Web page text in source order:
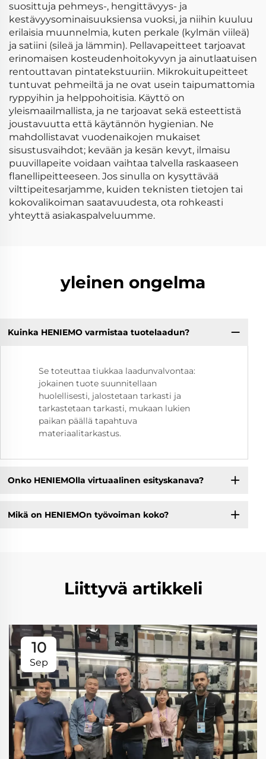
suosittuja pehmeys-, hengittävyys- ja
kestävyysominaisuuksiensa vuoksi, ja niihin kuuluu
erilaisia muunnelmia, kuten perkale (kylmän viileä)
ja satiini (sileä ja lämmin). Pellavapeitteet tarjoavat
erinomaisen kosteudenhoitokyvyn ja ainutlaatuisen
rentouttavan pintatekstuuriin. Mikrokuitupeitteet
tuntuvat pehmeiltä ja ne ovat usein taipumattomia
ryppyihin ja helppohoitisia. Käyttö on
yleismaailmallista, ja ne tarjoavat sekä esteettistä
joustavuutta että käytännön hygienian. Ne
mahdollistavat vuodenaikojen mukaiset
sisustusvaihdot; kevään ja kesän kevyt, ilmaisu
puuvillapeite voidaan vaihtaa talvella raskaaseen
flanellipeitteeseen. Jos sinulla on kysyttävää
vilttipeitesarjamme, kuiden teknisten tietojen tai
kokovalikoiman saatavuudesta, ota rohkeasti
yhteyttä asiakaspalveluumme.
yleinen ongelma
Kuinka HENIEMO varmistaa tuotelaadun?
Se toteuttaa tiukkaa laadunvalvontaa:
jokainen tuote suunnitellaan
huolellisesti, jalostetaan tarkasti ja
tarkastetaan tarkasti, mukaan lukien
paikan päällä tapahtuva
materiaalitarkastus.
Onko HENIEMOlla virtuaalinen esityskanava?
Mikä on HENIEMOn työvoiman koko?
Liittyvä artikkeli
10
Sep